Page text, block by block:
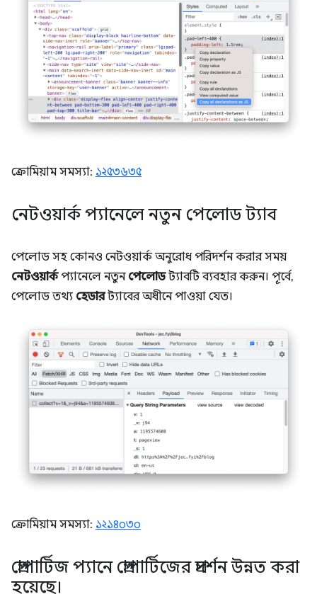
ক্রোমিয়াম সমস্যা: ১২৫৩৬৩৫
নেটওয়ার্ক প্যানেলে নতুন পেলোড ট্যাব
পেলোড সহ কোনও নেটওয়ার্ক অনুরোধ পরিদর্শন করার সময়
নেটওয়ার্কপ্যানেলে নতুন পেলোডট্যাবটি ব্যবহার করুন। পূর্বে,
পেলোড তথ্য হেডারট্যাবের অধীনে পাওয়া যেত।
ক্রোমিয়াম সমস্যা: ১২১৪০৩০
প্রোপার্টিজ প্যানে প্রোপার্টিজের প্রদর্শন উন্নত করা
হয়েছে।